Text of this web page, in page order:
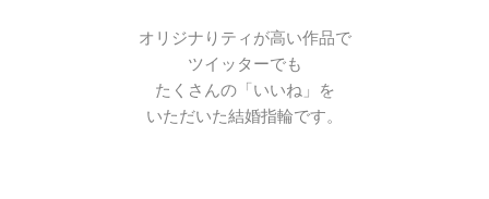
オリジナりティが高い作品で
ツイッターでも
たくさんの「いいね」を
いただいた結婚指輪です。